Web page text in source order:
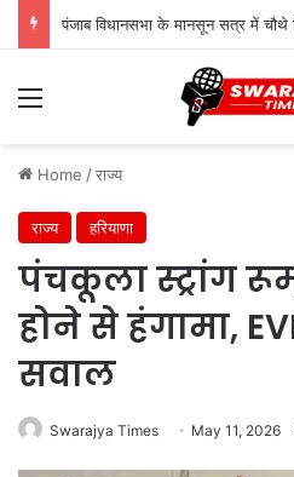
Menu
Home /राज्य
राज्य हरियाणा
पंचकूला स्ट्रांग
होने से हंगामा,
सवाल
Swarajya Times May 11, 2026